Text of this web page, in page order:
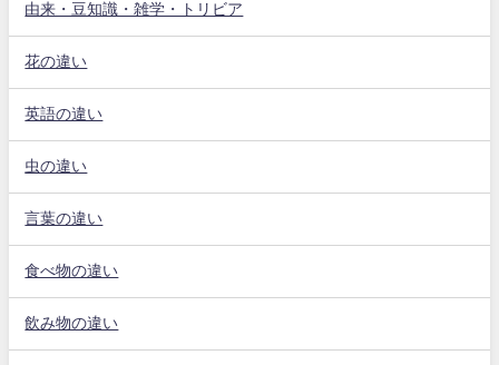
由来・豆知識・雑学・トリビア
花の違い
英語の違い
虫の違い
言葉の違い
食べ物の違い
飲み物の違い